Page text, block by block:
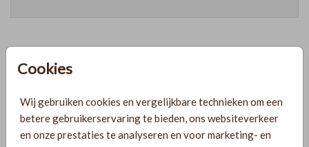
Cookies
Wij gebruiken cookies en vergelijkbare technieken om een
betere gebruikerservaring te bieden, ons websiteverkeer
en onze prestaties te analyseren en voor marketing- en
Prijzen
PRODUCTINFORMATIE